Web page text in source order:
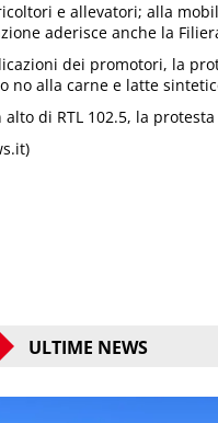
e allevatori; alla
aderisce anche la
dei promotori, la
no alla carne e latte
alto di RTL 102.5, la
ULTIME NEWS